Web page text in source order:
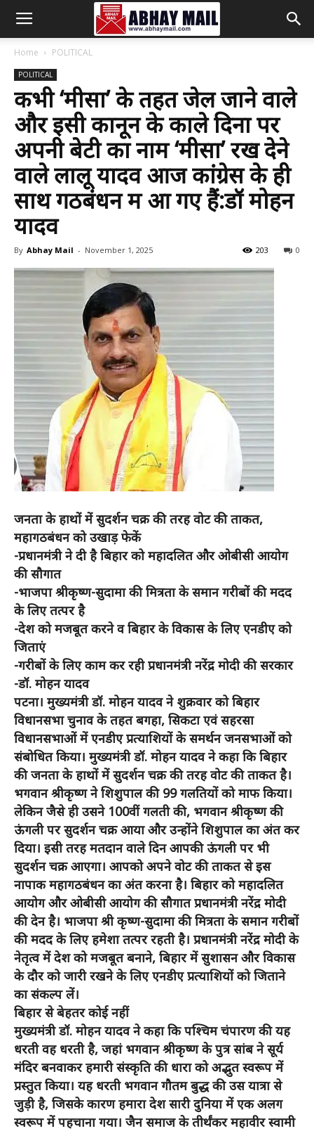
Abhay
Mail
Home POLITICAL
POLITICAL
कभी ‘मीसा’ के तहत जेल जाने वाले
और इसी कानून के काले दिनों पर
अपनी बेटी का नाम ‘मीसा’ रख देने
वाले लालू यादव आज कांग्रेस के ही
साथ गठबंधन में आ गए हैं:डॉ मोहन
यादव
By Abhay Mail - November 1, 2025 0
203
जनता के हाथों में सुदर्शन चक्र की तरह वोट की ताकत,
महागठबंधन को उखाड़ फेकें
-प्रधानमंत्री ने दी है बिहार को महादलित और ओबीसी आयोग
की सौगात
-भाजपा श्रीकृष्ण-सुदामा की मित्रता के समान गरीबों की मदद
के लिए तत्पर है
-देश को मजबूत करने व बिहार के विकास के लिए एनडीए को
जिताएं
-गरीबों के लिए काम कर रही प्रधानमंत्री नरेंद्र मोदी की सरकार
-डॉ. मोहन यादव
पटना। मुख्यमंत्री डॉ. मोहन यादव ने शुक्रवार को बिहार
विधानसभा चुनाव के तहत बगहा, सिकटा एवं सहरसा
विधानसभाओं में एनडीए प्रत्याशियों के समर्थन जनसभाओं को
संबोधित किया। मुख्यमंत्री डॉ. मोहन यादव ने कहा कि बिहार
की जनता के हाथों में सुदर्शन चक्र की तरह वोट की ताकत है।
भगवान श्रीकृष्ण ने शिशुपाल की 99 गलतियों को माफ किया।
लेकिन जैसे ही उसने 100वीं गलती की, भगवान श्रीकृष्ण की
ऊंगली पर सुदर्शन चक्र आया और उन्होंने शिशुपाल का अंत कर
दिया। इसी तरह मतदान वाले दिन आपकी ऊंगली पर भी
सुदर्शन चक्र आएगा। आपको अपने वोट की ताकत से इस
नापाक महागठबंधन का अंत करना है। बिहार को महादलित
आयोग और ओबीसी आयोग की सौगात प्रधानमंत्री नरेंद्र मोदी
की देन है। भाजपा श्री कृष्ण-सुदामा की मित्रता के समान गरीबों
की मदद के लिए हमेशा तत्पर रहती है। प्रधानमंत्री नरेंद्र मोदी के
नेतृत्व में देश को मजबूत बनाने, बिहार में सुशासन और विकास
के दौर को जारी रखने के लिए एनडीए प्रत्याशियों को जिताने
का संकल्प लें।
बिहार से बेहतर कोई नहीं
मुख्यमंत्री डॉ. मोहन यादव ने कहा कि पश्चिम चंपारण की यह
धरती वह धरती है, जहां भगवान श्रीकृष्ण के पुत्र सांब ने सूर्य
मंदिर बनवाकर हमारी संस्कृति की धारा को अद्भुत स्वरूप में
प्रस्तुत किया। यह धरती भगवान गौतम बुद्ध की उस यात्रा से
जुड़ी है, जिसके कारण हमारा देश सारी दुनिया में एक अलग
स्वरूप में पहचाना गया। जैन समाज के तीर्थंकर महावीर स्वामी